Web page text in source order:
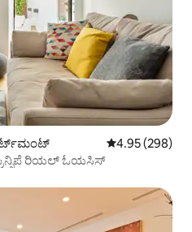
5 ರಲ್ಲಿ 4.95
4.95 (298)
ಪ್ರಿನ್ಸಿಪೆ ರಿಯಲ್ ಓಯಸಿಸ್